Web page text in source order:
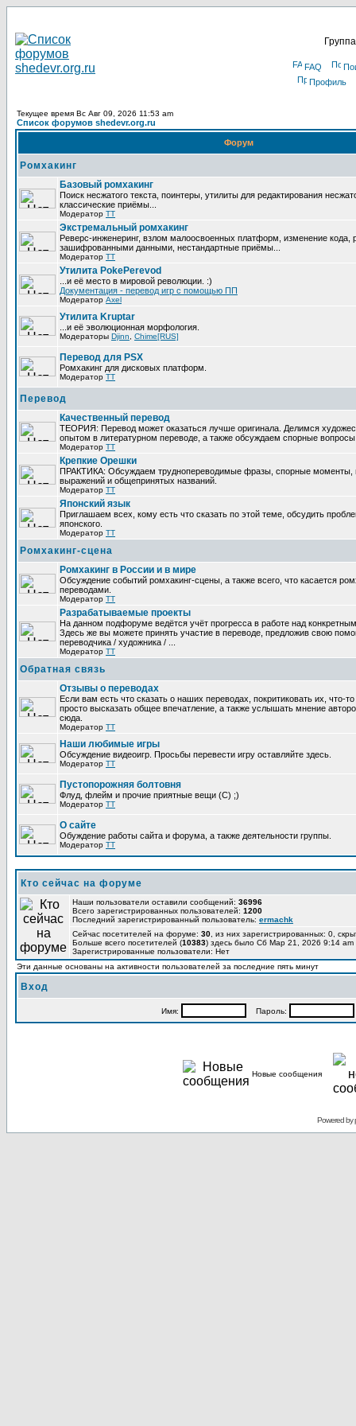
FAQ
Профиль
Текущее время Вс Авг 09, 2026 11:53 am
Список форумов shedevr.org.ru
Форум
Ромхакинг
Базовый ромхакинг
Поиск несжатого текста, поинтеры, утилиты для редактирования
классические приёмы...
Модератор TT
Экстремальный ромхакинг
Реверс-инженеринг, взлом малоосвоенных платформ, изменение кода,
зашифрованными данными, нестандартные приёмы...
Модератор TT
Утилита PokePerevod
...и её место в мировой революции. :)
Документация - перевод игр с помощью ПП
Модератор Axel
Утилита Kruptar
...и её эволюционная морфология.
Модераторы Djinn Chime[RUS]
Перевод для PSX
Ромхакинг для дисковых платформ.
Модератор TT
Перевод
Качественный перевод
ТЕОРИЯ: Перевод может оказаться лучше оригинала. Делимся
опытом в литературном переводе, а также обсуждаем спорные вопросы
Модератор TT
Крепкие Орешки
ПРАКТИКА: Обсуждаем труднопереводимые фразы, спорные моменты,
выражений и общепринятых названий.
Модератор TT
Японский язык
Приглашаем всех, кому есть что сказать по этой теме, обсудить
японского.
Модератор TT
Ромхакинг-сцена
Ромхакинг в России и в мире
Обсуждение событий ромхакинг-сцены, а также всего, что касается
переводами.
Модератор TT
Разрабатываемые проекты
На данном подфоруме ведётся учёт прогресса в работе над
Здесь же вы можете принять участие в переводе, предложив свою
переводчика / художника / ...
Модератор TT
Обратная связь
Отзывы о переводах
Если вам есть что сказать о наших переводах, покритиковать их, что-
просто высказать общее впечатление, а также услышать мнение
сюда.
Модератор TT
Наши любимые игры
Обсуждение видеоигр. Просьбы перевести игру оставляйте здесь.
Модератор TT
Пустопорожняя болтовня
Флуд, флейм и прочие приятные вещи (C) ;)
Модератор TT
О сайте
Обуждение работы сайта и форума, а также деятельности группы.
Модератор TT
Кто сейчас на форуме
Наши пользователи оставили сообщений: 36996
Всего зарегистрированных пользователей: 1200
Последний зарегистрированный пользователь: ermachk
Сейчас посетителей на форуме: 30 , из них зарегистрированных: 0,
Больше всего посетителей (10383) здесь было Сб Мар 21, 2026 9:14 am
Зарегистрированные пользователи: Нет
Эти данные основаны на активности пользователей за последние пять минут
Вход
Имя: Пароль:
Новые сообщения
Powered by